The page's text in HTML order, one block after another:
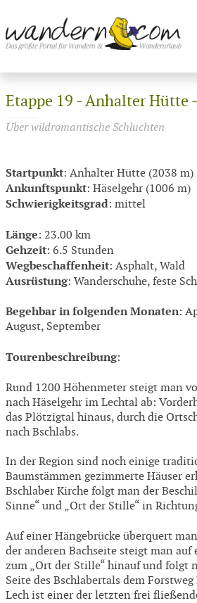
Etappe 19 - Anhalter Hütte
Über wildromantische Schluchten
Startpunkt: Anhalter Hütte (2038 m)
Ankunftspunkt: Häselgehr (1006 m)
Schwierigkeitsgrad: mittel
Länge: 23.00 km
Gehzeit: 6.5 Stunden
Wegbeschaffenheit: Asphalt, Wald
Ausrüstung: Wanderschuhe, feste
Begehbar in folgenden Monaten:
August, September
Tourenbeschreibung:
Rund 1200 Höhenmeter steigt man
nach Häselgehr im Lechtal ab:
das Plötzigtal hinaus, durch die
nach Bschlabs.
In der Region sind noch einige
Baumstämmen gezimmerte Häuser
Bschlaber Kirche folgt man der
Sinne“ und „Ort der Stille“ in
Auf einer Hängebrücke überquert
der anderen Bachseite steigt man auf
zum „Ort der Stille“ hinauf und folgt
Seite des Bschlabertals dem
Lech ist einer der letzten frei